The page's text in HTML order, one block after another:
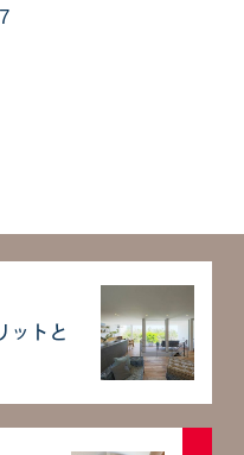
ットと